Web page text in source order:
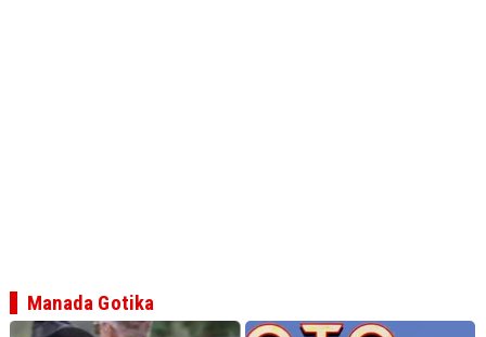
Manada Gotika